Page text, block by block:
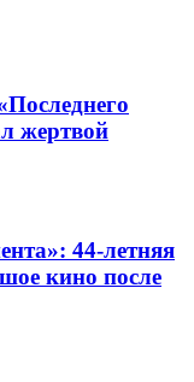
жертвой
44-летняя
кино после